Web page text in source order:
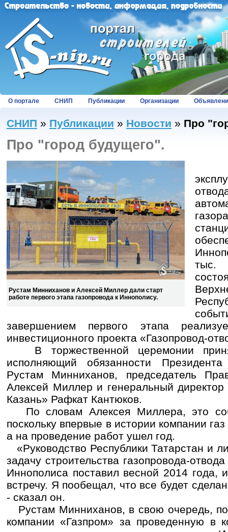
О портале СНИП Публикации Организации
СНИП » Публикации » Новости » Про
Про "город будущего".
Рустам Минниханов и Алексей Миллер дали старт
работе первого этапа газопровода к Иннополису.
тыс.
завершением первого этапа
инвестиционного проекта «Газопровод-
В торжественной церемонии
исполняющий обязанности Президента
Рустам Минниханов, председатель
Алексей Миллер и генеральный
Казань» Рафкат Кантюков.
По словам Алексея Миллера, это
поскольку впервые в истории компании
а на проведение работ ушел год.
«Руководство Республики Татарстан и
задачу строительства газопровода-
Иннополиса поставил весной 2014 года,
встречу. Я пообещал, что все будет
- сказал он.
Рустам Минниханов, в свою очередь,
компании «Газпром» за проведенную в